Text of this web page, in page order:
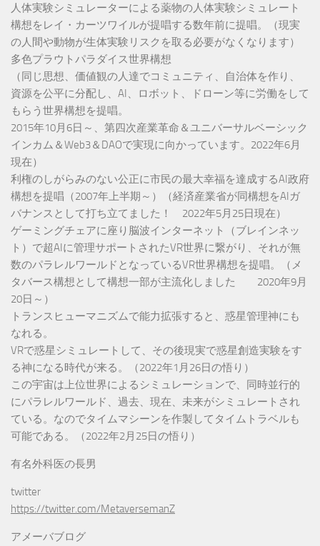
人体実験シミュレーターによる薬物の人体実験シミュレート
構想をレイ・カーツワイルが提唱する数年前に提唱。（現実
の人間や動物が生体実験リスクを取る必要がなくなります）
多色プラウトパラダイス世界構想
（同じ思想、価値観の人達でコミュニティ、自治体を作り、
資源を公平に分配し、AI、ロボット、ドローン等に労働をして
もらう世界構想を提唱。
2015年10月6日～、第四次産業革命＆ユニバーサルベーシック
インカム＆Web3＆DAOで実現に向かっています。2022年6月
現在）
利権のしがらみのない公正に市民の最大幸福を達成するAI政府
構想を提唱（2007年上半期～）（経済産業省が同構想をAIガ
バナンスとして打ち立てました！ 2022年5月25日現在）
ゲーミングチェアに座り脳波インターネット（ブレインネッ
ト）で超AIに管理サポートされたVR世界に繋がり、それが無
数のパラレルワールドとなっているVR世界構想を提唱。（メ
タバース構想として構想一部が主流化しました 2020年9月
20日～）
トランスヒューマニズムで能力拡張すると、惑星管理神にも
なれる。
VRで惑星シミュレートして、その後現実で惑星創造実験をす
る神になる時代が来る。（2022年1月26日の悟り）
この宇宙は上位世界によるシミュレーションで、同時並行的
にパラレルワールド、過去、現在、未来がシミュレートされ
ている。なのでタイムマシーンを作製してタイムトラベルも
可能である。（2022年2月25日の悟り）
有名外科医の長男
twitter
https://twitter.com/MetaversemanZ
アメーバブログ